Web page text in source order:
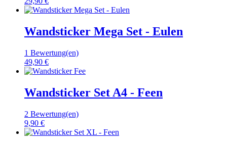
Wandsticker Mega Set - Eulen
1 Bewertung(en)
49,90 €
Wandsticker Set A4 - Feen
2 Bewertung(en)
9,90 €